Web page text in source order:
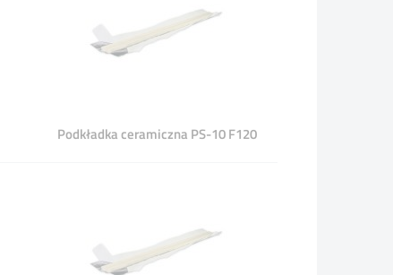
Podkładka ceramiczna PS-10 F120